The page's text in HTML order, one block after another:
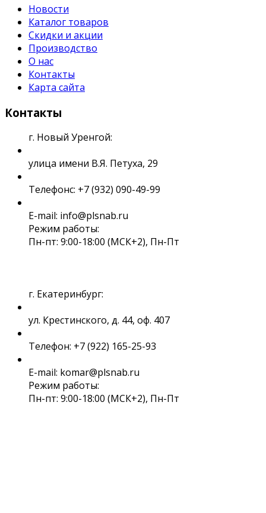
Новости
Каталог товаров
Скидки и акции
Производство
О нас
Контакты
Карта сайта
Контакты
г. Новый Уренгой:
улица имени В.Я. Петуха, 29
Телефонс: +7 (932) 090-49-99
E-mail: info@plsnab.ru
Режим работы:
Пн-пт: 9:00-18:00 (МСК+2), Пн-Пт
г. Екатеринбург:
ул. Крестинского, д. 44, оф. 407
Телефон: +7 (922) 165-25-93
E-mail: komar@plsnab.ru
Режим работы:
Пн-пт: 9:00-18:00 (МСК+2), Пн-Пт